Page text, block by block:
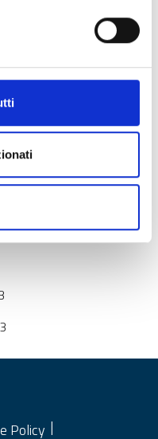
QUALITÀ
Policy